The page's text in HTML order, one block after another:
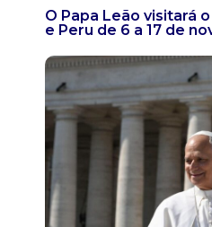
O Papa Leão visitará
e Peru de 6 a 17 de